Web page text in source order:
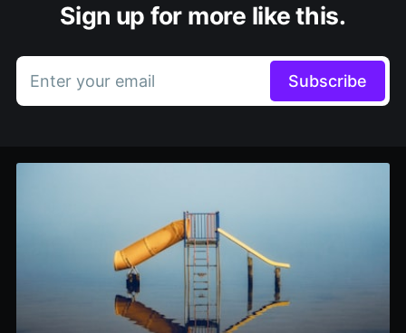
Sign up for more like this.
Enter your email Subscribe